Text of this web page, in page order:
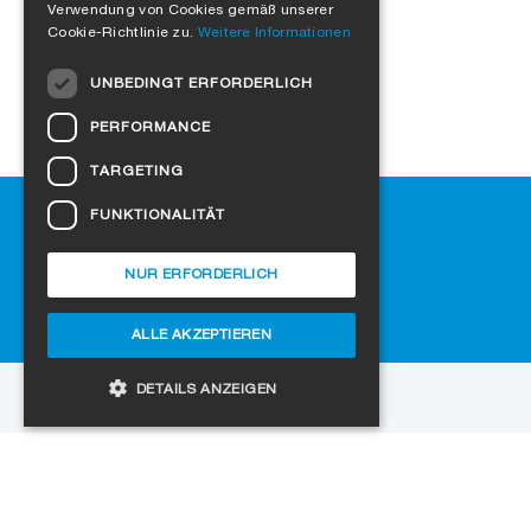
Hilfe
SIGA-Fachhändler finden
Häufig gestellte Fragen
Cookie-Einstellungen
DANISH
LATVIAN
LITHUANIAN
Verwendung von Cookies gemäß unserer
Cookie-Richtlinie zu. Weitere Informationen
UNBEDINGT ERFORDERLICH
PERFORMANCE
TARGETING
FUNKTIONALITÄT
ALLE AKZEPTIEREN
NUR ERFORDERLICH
DETAILS ANZEIGEN